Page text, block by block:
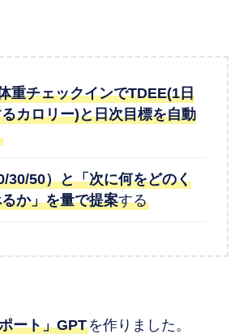
重チェックインでTDEE(1日
カロリー)と日次目標を自動
30/50）と「次に何をどのく
か」を量で提案する
ート」GPTを作りました。